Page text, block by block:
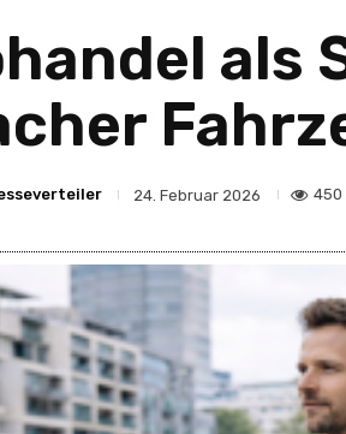
als
24. Februar 2026 450